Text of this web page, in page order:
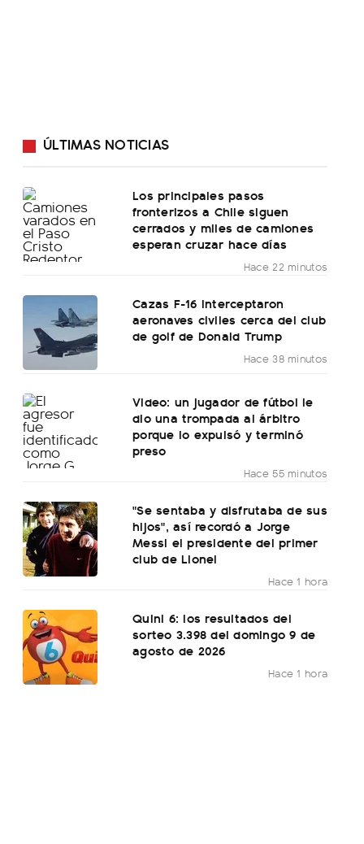
ÚLTIMAS NOTICIAS
Los principales pasos
fronterizos a Chile siguen
cerrados y miles de camiones
esperan cruzar hace días
Hace 22 minutos
Cazas F-16 interceptaron
aeronaves civiles cerca del club
de golf de Donald Trump
Hace 38 minutos
Video: un jugador de fútbol le
dio una trompada al árbitro
porque lo expulsó y terminó
preso
Hace 55 minutos
"Se sentaba y disfrutaba de sus
hijos", así recordó a Jorge
Messi el presidente del primer
club de Lionel
Hace 1 hora
Quini 6: los resultados del
sorteo 3.398 del domingo 9 de
agosto de 2026
Hace 1 hora